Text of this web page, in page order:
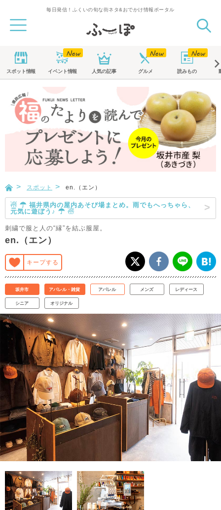
毎日発信！ふくいの旬な街ネタ&おでかけ情報ポータル
スポット情報 イベント情報 人気の記事 グルメ 読みもの
スポット en.（エン）
☃ ☂ 福井県内の屋内あそび場まとめ。雨でもへっちゃら、
元気に遊ぼう♪ ☂ ☃
刺繍で服と人の“縁”を結ぶ服屋。
en.（エン）
キープする
坂井市 アパレル・雑貨 アパレル メンズ レディース
シニア オリジナル